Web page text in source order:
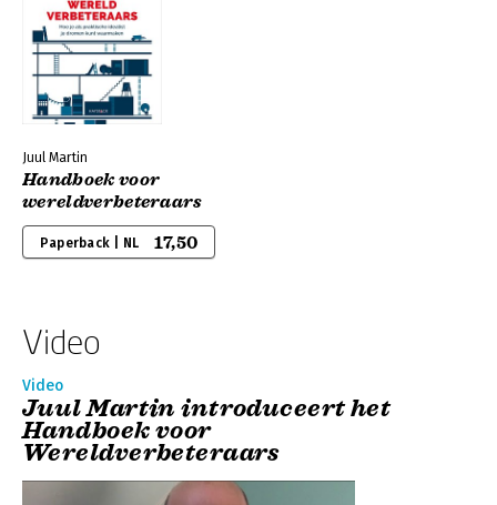
Juul Martin
Handboek voor
wereldverbeteraars
Paperback | NL 17,50
Video
Video
Juul Martin introduceert het
Handboek voor
Wereldverbeteraars